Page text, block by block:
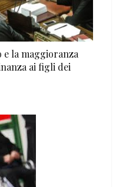
la maggioranza
ai figli dei